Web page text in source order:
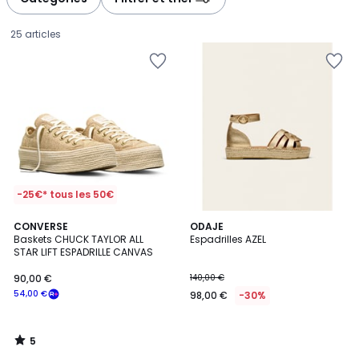
25 articles
-25€* tous les 50€
CONVERSE
Baskets CHUCK TAYLOR ALL
STAR LIFT ESPADRILLE CANVAS
€
souscrivez
notre
programme
54,00 €
90,00 €
5
/
5
5
/
ODAJE
Espadrilles AZEL
140,00 €
98,00 € -30%